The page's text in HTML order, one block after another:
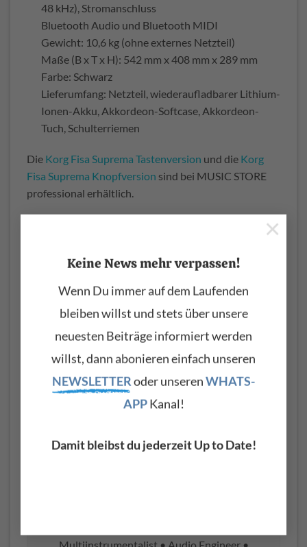
Keine News mehr verpassen!
Wenn Du immer auf dem Laufenden
bleiben willst und stets über unsere
neuesten Beiträge informiert werden
willst, dann abonieren einfach unseren
NEWSLETTERoder unserenWHATS-
APPKanal!
Damit bleibst du jederzeit Up to Date!
×
48 kHz), Stromanschluss
Bluetooth Audio und Bluetooth MIDI
Gewicht: 10,6 kg (ohne externes Netzteil)
Maße (B x T x H): 542 mm x 408 mm x 289 mm
Farbe: Schwarz
Lieferumfang: Netzteil, wiederaufladbarer Lithium-
Ionen-Akku, Akkordeon-Softcase, Akkordeon-
Tuch, Schulterriemen
Die Korg Fisa Suprema Tastenversion und die Korg
Fisa Suprema Knopfversion sind bei MUSIC STORE
professional erhältlich.
Die Knopfversion des Fisa Suprema (Bild: Korg)